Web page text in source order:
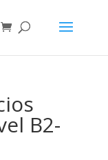
B2-